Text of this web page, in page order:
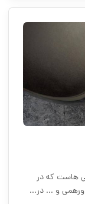
هاست که در
و … در…